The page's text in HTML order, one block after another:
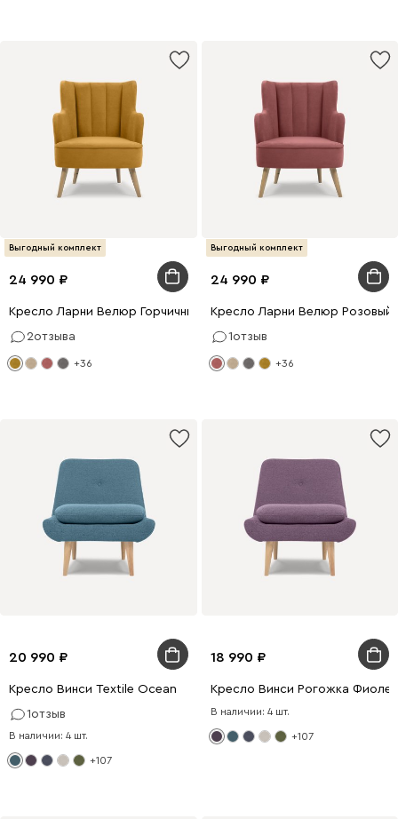
Выгодный комплект
24 990
Кресло Ларни Велюр Горчичный
2отзыва
+36
Выгодный комплект
24 990
Кресло Ларни Велюр Розовый
1отзыв
+36
20 990
Кресло Винси Textile Ocean
1отзыв
В наличии: 4 шт.
+107
18 990
Кресло Винси Рогожка
В наличии: 4 шт.
+107